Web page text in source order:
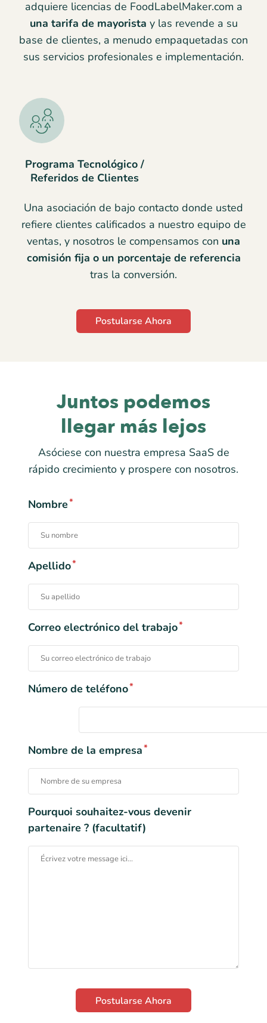
adquiere licencias de FoodLabelMaker.com a
una tarifa de mayorista y las revende a su
base de clientes, a menudo empaquetadas con
sus servicios profesionales e implementación.
Programa Tecnológico /
Referidos de Clientes
Una asociación de bajo contacto donde usted
refiere clientes calificados a nuestro equipo de
ventas, y nosotros le compensamos con una
comisión fija o un porcentaje de referencia
tras la conversión.
Postularse Ahora
Juntos podemos
llegar más lejos
Asóciese con nuestra empresa SaaS de
rápido crecimiento y prospere con nosotros.
Nombre*
Apellido*
Correo electrónico del trabajo*
Número de teléfono*
Nombre de la empresa*
Pourquoi souhaitez-vous devenir
partenaire ? (facultatif)